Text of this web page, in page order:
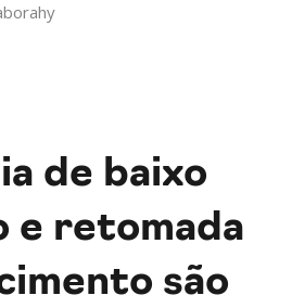
de baixo
e retomada
são